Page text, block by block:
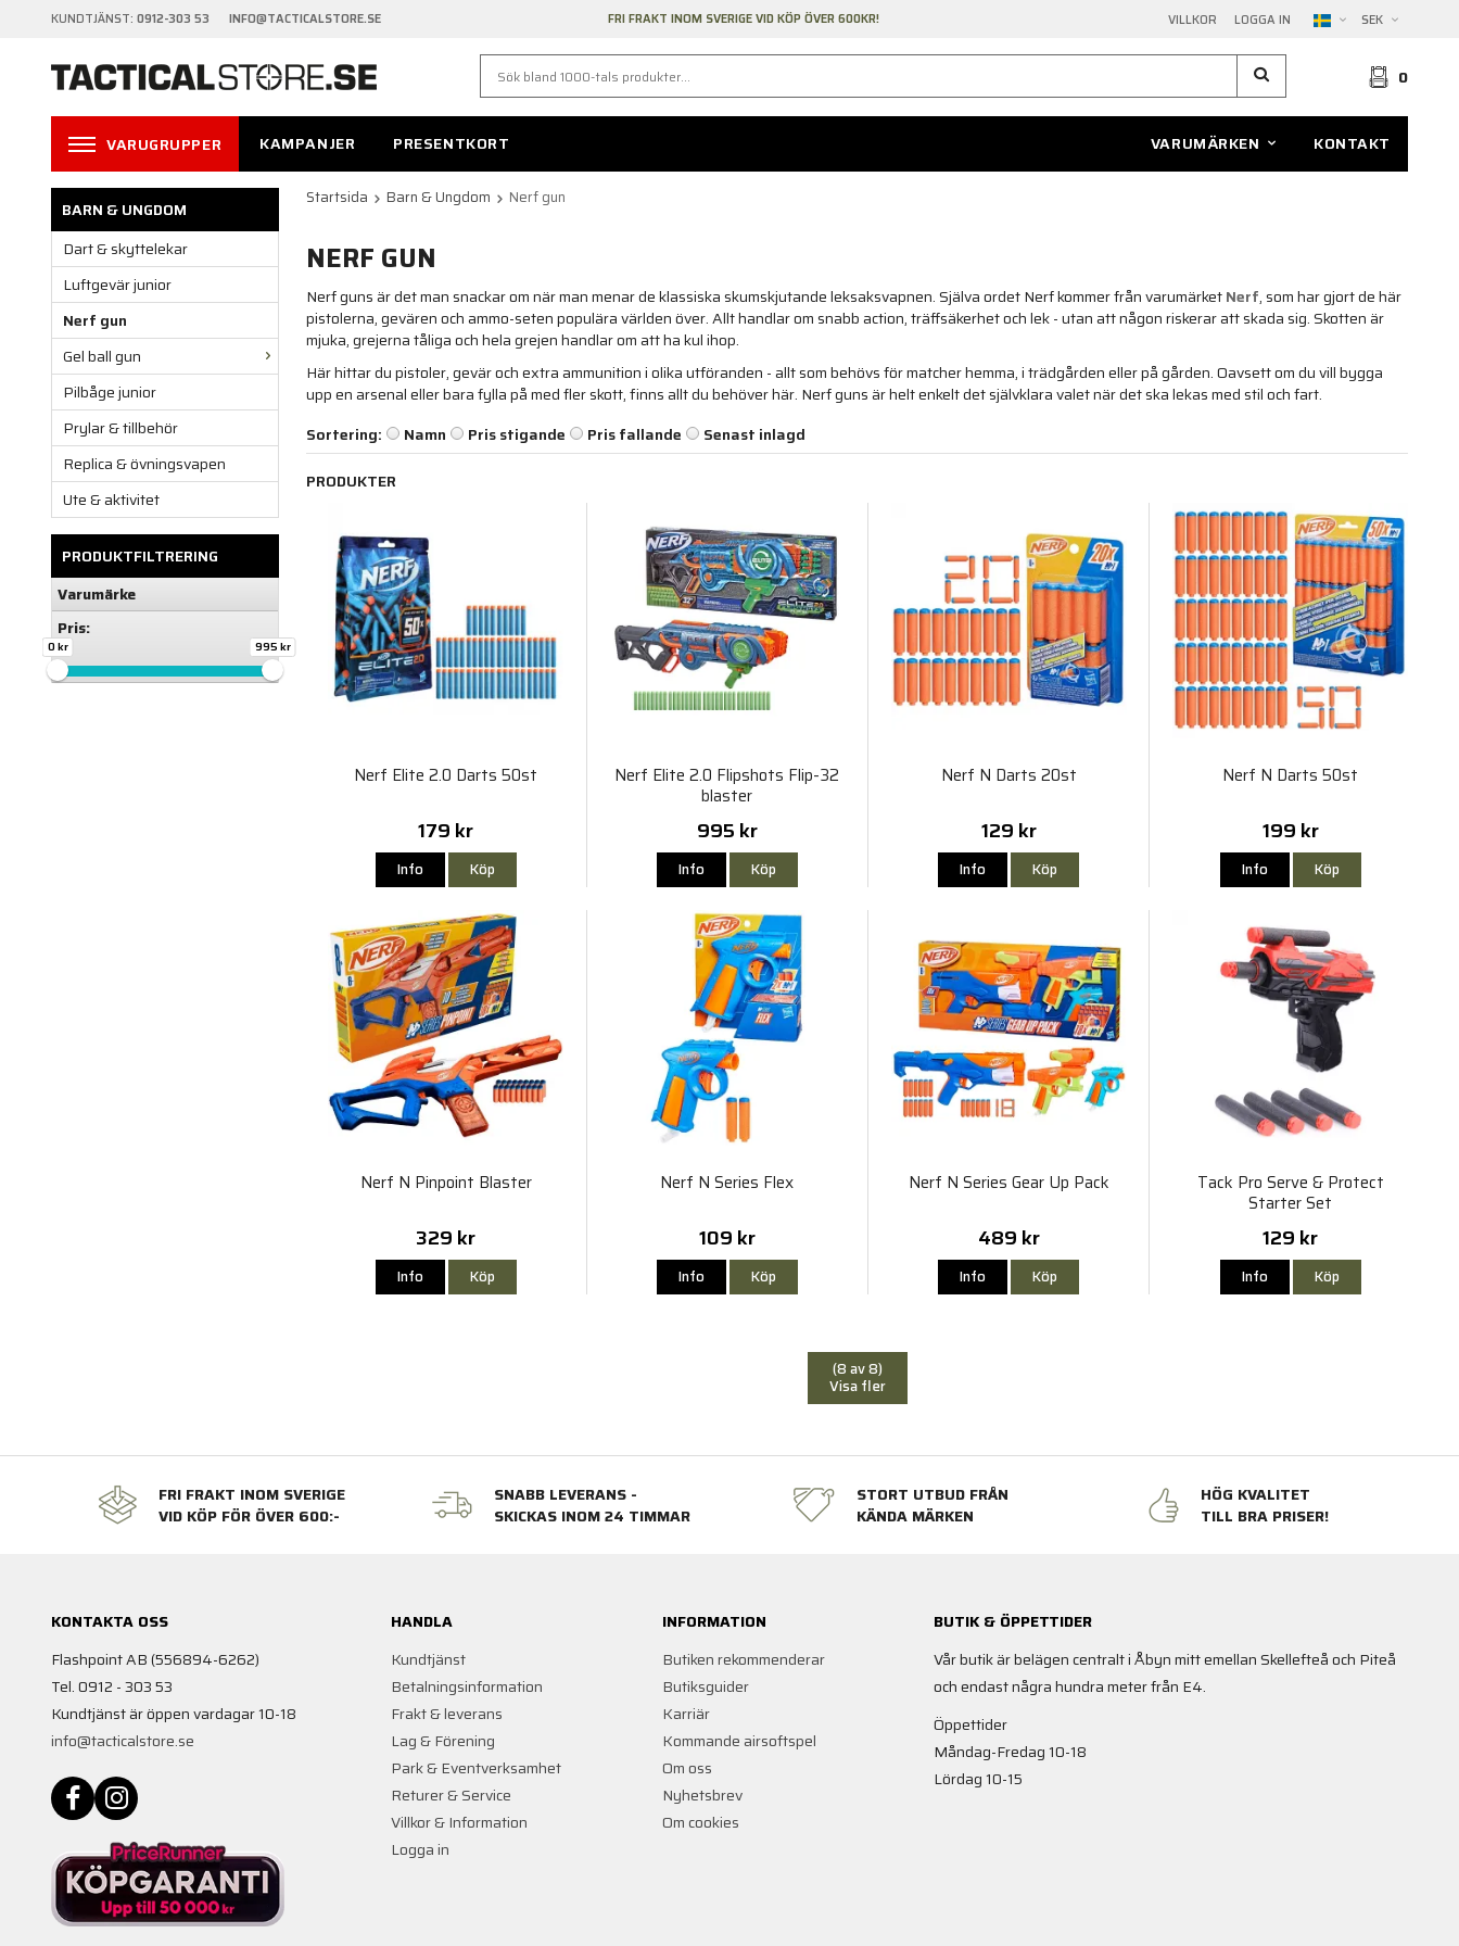
KUNDTJÄNST: 0912-303 53 INFO@TACTICALSTORE.SE VILLKOR LOGGA IN SEK
FRI FRAKT INOM SVERIGE VID KÖP ÖVER 600KR!
0
VARUGRUPPER KAMPANJER PRESENTKORT VARUMÄRKEN KONTAKT
BARN & UNGDOM
Dart & skyttelekar
Luftgevär junior
Nerf gun
Gel ball gun
Pilbåge junior
Prylar & tillbehör
Replica & övningsvapen
Ute & aktivitet
PRODUKTFILTRERING
Varumärke
Pris:
0 kr 995 kr
Startsida Barn & Ungdom Nerf gun
NERF GUN
Nerf guns är det man snackar om när man menar de klassiska skumskjutande leksaksvapnen. Själva ordet Nerf kommer från varumärketNerf, som har gjort de här
pistolerna, gevären och ammo-seten populära världen över. Allt handlar om snabb action, träffsäkerhet och lek - utan att någon riskerar att skada sig. Skotten är
mjuka, grejerna tåliga och hela grejen handlar om att ha kul ihop.
Här hittar du pistoler, gevär och extra ammunition i olika utföranden - allt som behövs för matcher hemma, i trädgården eller på gården. Oavsett om du vill bygga
upp en arsenal eller bara fylla på med fler skott, finns allt du behöver här. Nerf guns är helt enkelt det självklara valet när det ska lekas med stil och fart.
Sortering:
Namn Pris stigande Pris fallande
Senast inlagd
PRODUKTER
Nerf Elite 2.0 Darts 50st
179 kr
Info Köp
Nerf Elite 2.0 Flipshots Flip-32
blaster
995 kr
Info Köp
Nerf N Darts 20st
129 kr
Info Köp
Nerf N Darts 50st
199 kr
Info Köp
Nerf N Pinpoint Blaster
329 kr
Info Köp
Nerf N Series Flex
109 kr
Info Köp
Nerf N Series Gear Up Pack
489 kr
Info Köp
Tack Pro Serve & Protect
Starter Set
129 kr
Info Köp
(8 av 8)
Visa fler
FRI FRAKT INOM SVERIGE
VID KÖP FÖR ÖVER 600:-
SNABB LEVERANS -
SKICKAS INOM 24 TIMMAR
STORT UTBUD FRÅN
KÄNDA MÄRKEN
HÖG KVALITET
TILL BRA PRISER!
KONTAKTA OSS
Flashpoint AB (556894-6262)
Tel. 0912 - 303 53
Kundtjänst är öppen vardagar 10-18
info@tacticalstore.se
HANDLA
Kundtjänst
Betalningsinformation
Frakt & leverans
Lag & Förening
Park & Eventverksamhet
Returer & Service
Villkor & Information
Logga in
INFORMATION
Butiken rekommenderar
Butiksguider
Karriär
Kommande airsoftspel
Om oss
Nyhetsbrev
Om cookies
BUTIK & ÖPPETTIDER
Vår butik är belägen centralt i Åbyn mitt emellan Skellefteå och Piteå
och endast några hundra meter från E4.
Öppettider
Måndag-Fredag 10-18
Lördag 10-15